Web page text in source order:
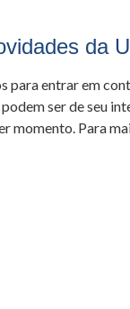
da
para entrar em
ser de seu
momento. Para